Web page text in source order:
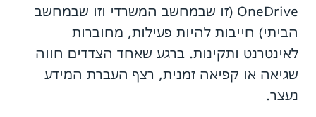
OneDrive (זו שבמחשב המשרדי וזו שבמחשב
הביתי) חייבות להיות פעילות, מחוברות
לאינטרנט ותקינות. ברגע שאחד הצדדים חווה
שגיאה או קפיאה זמנית, רצף העברת המידע
נעצר.